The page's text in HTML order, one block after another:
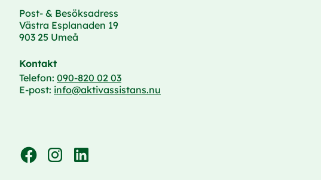
Post- & Besöksadress
Västra Esplanaden 19
903 25 Umeå
Kontakt
Telefon: 090-820 02 03
E-post: info@aktivassistans.nu